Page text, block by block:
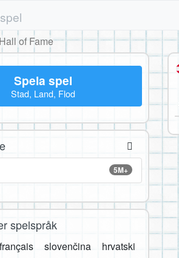
Hall of Fame
Spela spel
Stad, Land, Flod
5M+
spelspråk
français slovenčina
hrvatski